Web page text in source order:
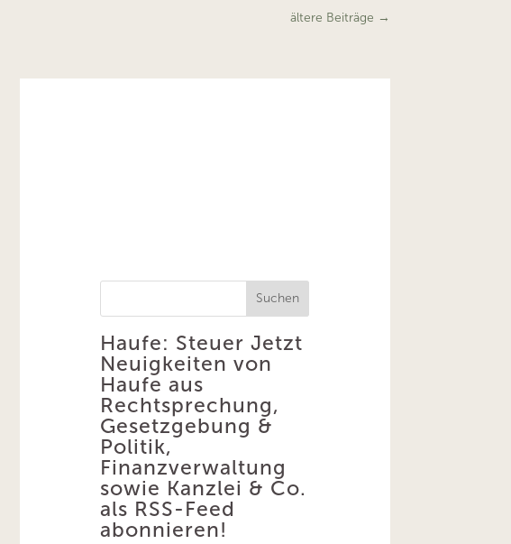
ältere Beiträge →
Suchen
Haufe: Steuer Jetzt
Neuigkeiten von
Haufe aus
Rechtsprechung,
Gesetzgebung &
Politik,
Finanzverwaltung
sowie Kanzlei & Co.
als RSS-Feed
abonnieren!